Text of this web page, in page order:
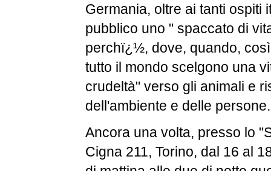
Germania, oltre ai tanti ospiti
pubblico uno " spaccato di
perchï¿½, dove, quando,
tutto il mondo scelgono una
crudeltà" verso gli animali e
dell'ambiente e delle persone.
Ancora una volta, presso lo
Cigna 211, Torino, dal 16 al